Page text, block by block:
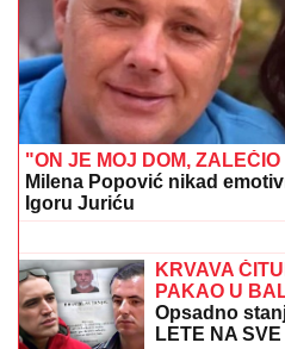
"ON JE MOJ DOM,
Milena Popović nikad
Igoru Juriću
SMELIJEM
sa prorezom
izvajane
(FOTO)